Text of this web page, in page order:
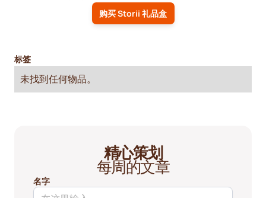
购买 Storii 礼品盒
标签
未找到任何物品。
精心策划
每周的文章
名字